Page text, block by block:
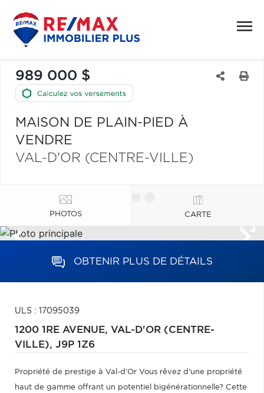
989 000 $
MAISON DE PLAIN-PIED À
VENDRE
VAL-D'OR (CENTRE-VILLE)
PHOTOS CARTE
OBTENIR PLUS DE DÉTAILS
ULS : 17095039
1200 1RE AVENUE, VAL-D'OR (CENTRE-
VILLE), J9P 1Z6
Propriété de prestige à Val-d'Or Vous rêvez d'une propriété
haut de gamme offrant un potentiel bigénérationnelle? Cette